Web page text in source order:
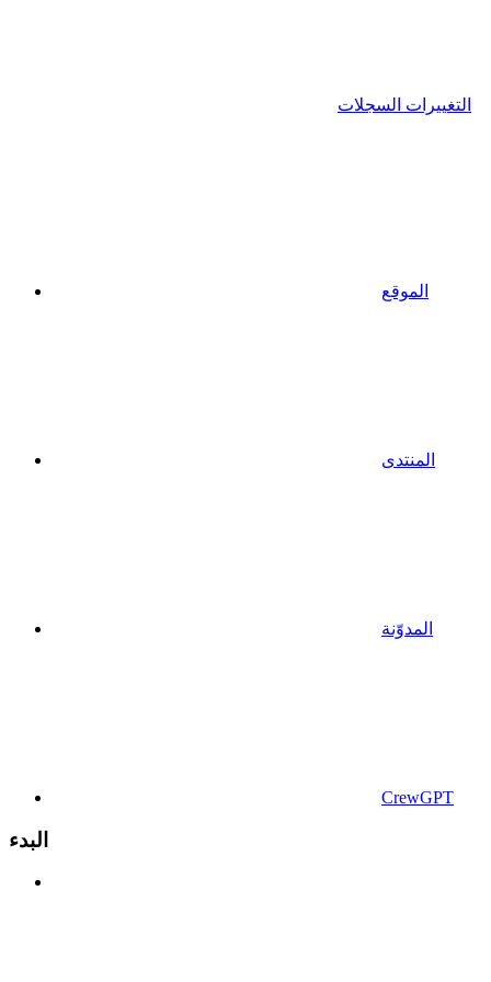
التغييرات السجلات
الموقع
المنتدى
المدوّنة
CrewGPT
البدء